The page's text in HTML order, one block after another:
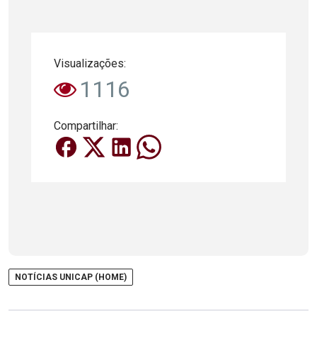
Visualizações:
1116
Compartilhar:
NOTÍCIAS UNICAP (HOME)